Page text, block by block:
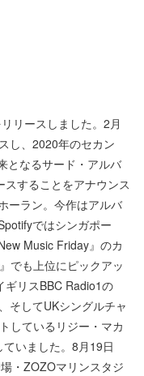
リースしました。2月
し、2020年のセカン
となるサード・アルバ
することをアナウンス
ーラン。今作はアルバ
ではシンガポー
Music Friday』のカ
でも上位にピックアッ
ギリスBBC Radio1の
そしてUKシングルチャ
しているリジー・マカ
いました。8月19日
・ZOZOマリンスタジ